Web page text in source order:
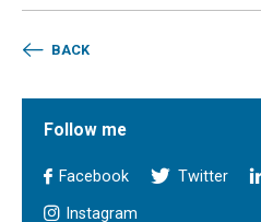
BACK
Follow me
Facebook Twitter
Instagram